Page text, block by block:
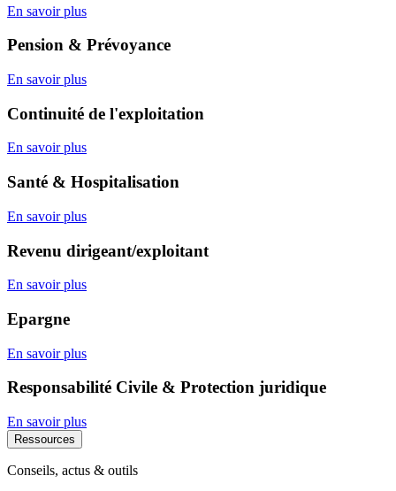
En savoir plus
Pension & Prévoyance
En savoir plus
Continuité de l'exploitation
En savoir plus
Santé & Hospitalisation
En savoir plus
Revenu dirigeant/exploitant
En savoir plus
Epargne
En savoir plus
Responsabilité Civile & Protection juridique
En savoir plus
Ressources
Conseils, actus & outils